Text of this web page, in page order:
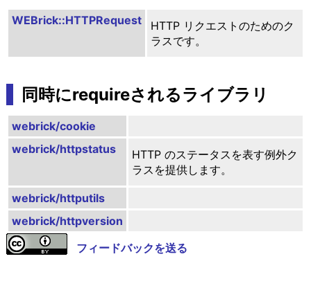
WEBrick::HTTPRequest
HTTP リクエストのためのク
ラスです。
同時にrequireされるライブラリ
webrick/cookie
webrick/httpstatus
HTTP のステータスを表す例外ク
ラスを提供します。
webrick/httputils
webrick/httpversion
フィードバックを送る